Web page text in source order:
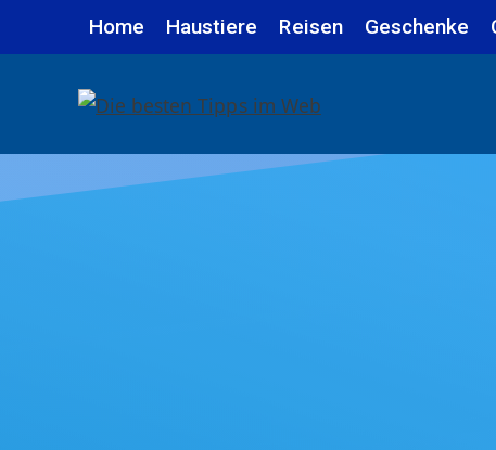
Inhalt
Home Haustiere Reisen Geschenke